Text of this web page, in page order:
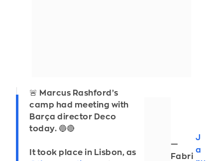
🚨 Marcus Rashford’s
camp had meeting with
Barça director Deco
today. 🔵🔴
It took place in Lisbon, as
—
Fabri
J
a